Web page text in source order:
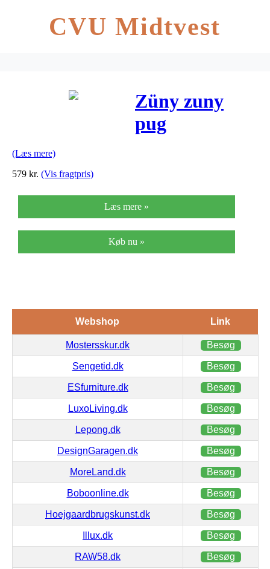
CVU Midtvest
Züny zuny
pug
(Læs mere)
579 kr. (Vis fragtpris)
Læs mere »
Køb nu »
Webshop Link
Mostersskur.dk Besøg
Sengetid.dk Besøg
ESfurniture.dk Besøg
LuxoLiving.dk Besøg
Lepong.dk Besøg
DesignGaragen.dk Besøg
MoreLand.dk Besøg
Boboonline.dk Besøg
Hoejgaardbrugskunst.dk Besøg
Illux.dk Besøg
RAW58.dk Besøg